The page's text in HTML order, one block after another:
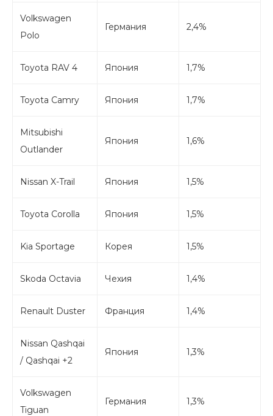
Volkswagen
Polo
Германия 2,4%
Toyota RAV 4 Япония 1,7%
Toyota Camry Япония 1,7%
Mitsubishi
Outlander
Япония 1,6%
Nissan X-Trail Япония 1,5%
Toyota Corolla Япония 1,5%
Kia Sportage Корея 1,5%
Skoda Octavia Чехия 1,4%
Renault Duster Франция 1,4%
Nissan Qashqai
/ Qashqai +2
Япония 1,3%
Volkswagen
Tiguan
Германия 1,3%